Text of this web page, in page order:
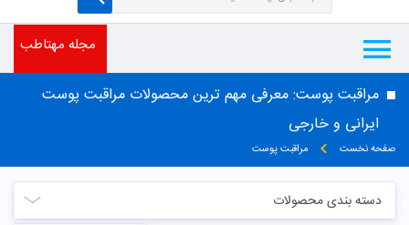
مجله مهتاطب
مراقبت پوست: معرفی مهم ترین محصولات مراقبت پوست
ایرانی و خارجی
صفحه نخست مراقبت پوست
دسته بندی محصولات